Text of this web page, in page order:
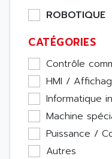
ROBOTIQUE
CATÉGORIES
Contrôle
HMI /
Informatique
Machine
Puissance /
Autres